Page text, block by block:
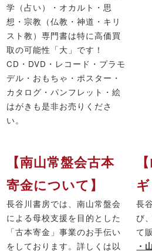
学（占い）・オカルト・思
想・宗教（仏教・神道・キリ
スト教）専門書は特に高価買
取の可能性「大」です！
CD・DVD・レコード・プラモ
デル・おもちゃ・ポスター・
カタログ・パンフレット・絵
はがきも是非お売りくださ
い。
【南山常盤会古本
寄金について】
長谷川書房では、南山常盤会
による母校支援を目的とした
「古本寄金」事業のお手伝い
をしております。詳しくは以
長
び
て
・